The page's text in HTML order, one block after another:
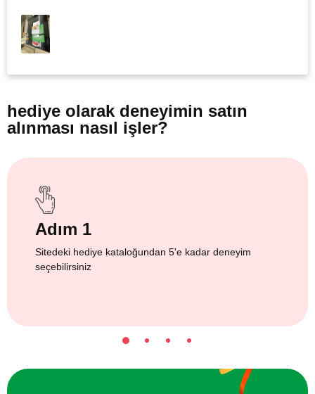
hediye olarak deneyimin satın
alınması nasıl işler?
Adım 1
Sitedeki hediye kataloğundan 5'e kadar deneyim
seçebilirsiniz